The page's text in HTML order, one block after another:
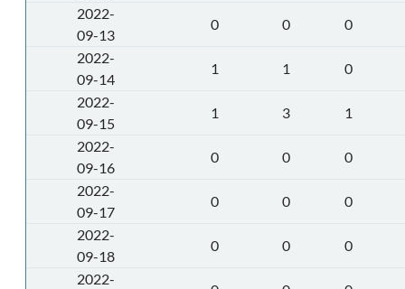
2022-
09-13
0 0
0
2022-
09-14
1 1
0
2022-
09-15
1 3
1
2022-
09-16
0 0
0
2022-
09-17
0 0
0
2022-
09-18
0 0
0
2022-